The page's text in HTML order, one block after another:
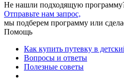
Не нашли подходящую
Отправьте нам запрос,
мы подберем программу или
Помощь
Как купить путевку в
Вопросы и ответы
Полезные советы